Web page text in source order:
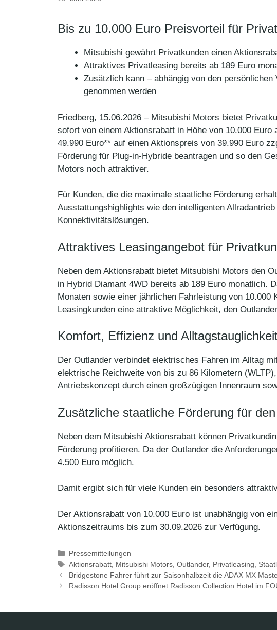
Bis zu 10.000 Euro Preisvorteil für
Mitsubishi gewährt Privatkunden einen
Attraktives Privatleasing bereits ab 189 Euro
Zusätzlich kann – abhängig von den
genommen werden
Friedberg, 15.06.2026 – Mitsubishi Motors bietet
sofort von einem Aktionsrabatt in Höhe von 10.000
49.990 Euro** auf einen Aktionspreis von 39.990 Euro
Förderung für Plug-in-Hybride beantragen und so den
Motors noch attraktiver.
Für Kunden, die die maximale staatliche Förderung
Ausstattungshighlights wie den intelligenten
Konnektivitätslösungen.
Attraktives Leasingangebot für
Neben dem Aktionsrabatt bietet Mitsubishi Motors den
in Hybrid Diamant 4WD bereits ab 189 Euro monatlich.
Monaten sowie einer jährlichen Fahrleistung von
Leasingkunden eine attraktive Möglichkeit, den
Komfort, Effizienz und
Der Outlander verbindet elektrisches Fahren im Alltag
elektrische Reichweite von bis zu 86 Kilometern
Antriebskonzept durch einen großzügigen Innenraum
Zusätzliche staatliche Förderung für
Neben dem Mitsubishi Aktionsrabatt können
Förderung profitieren. Da der Outlander die
4.500 Euro möglich.
Damit ergibt sich für viele Kunden ein besonders
Der Aktionsrabatt von 10.000 Euro ist unabhängig von
Aktionszeitraums bis zum 30.09.2026 zur Verfügung.
Kategorien
Pressemitteilungen
Schlagwörter
Aktionsrabatt, Mitsubishi Motors, Outlander, Privatleasing
Bridgestone Fahrer führt zur Saisonhalbzeit die ADAX MX
Radisson Hotel Group eröffnet Radisson Collection Hotel im